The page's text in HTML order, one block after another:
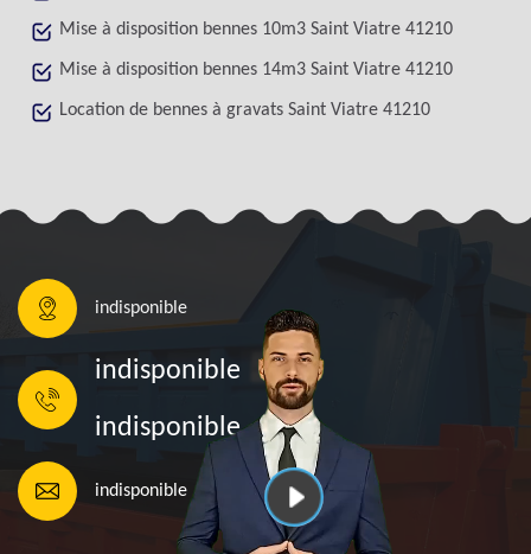
Mise à disposition bennes 10m3 Saint Viatre 41210
Mise à disposition bennes 14m3 Saint Viatre 41210
Location de bennes à gravats Saint Viatre 41210
indisponible
indisponible
indisponible
indisponible